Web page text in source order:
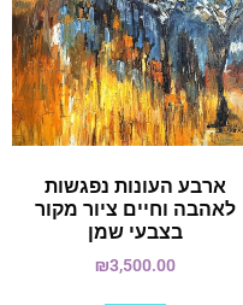
ארבע העונות נפגשות
לאהבה וחיים ציור מקור
בצבעי שמן
₪3,500.00